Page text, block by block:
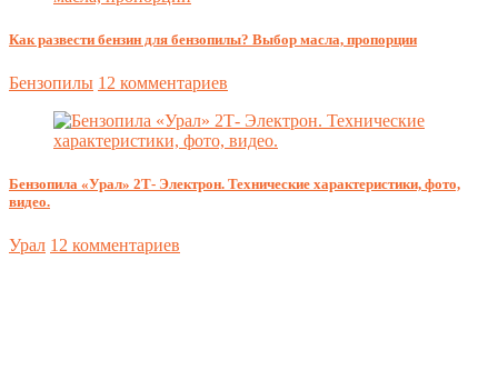
Как развести бензин для бензопилы? Выбор масла, пропорции
Бензопилы 12 комментариев
Бензопила «Урал» 2Т- Электрон. Технические характеристики, фото,
видео.
Урал 12 комментариев